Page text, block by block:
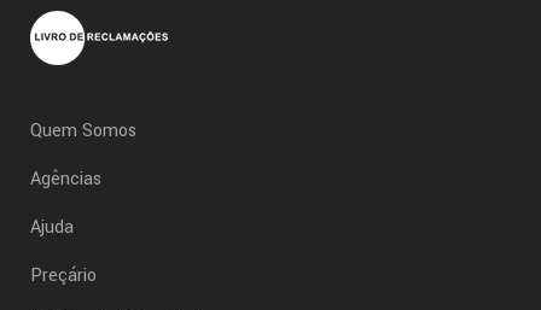
Quem Somos
Agências
Ajuda
Preçário